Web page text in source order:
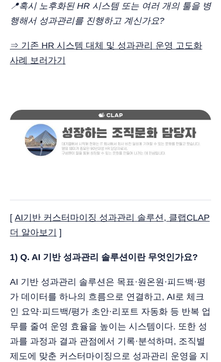
📍혹시 노후화된 HR 시스템 또는 여러 개의 툴을 병
행해서 성과관리를 진행하고 계신가요?
⇒ 기존 HR 시스템 대체 및 성과관리 운영 고도화
사례 보러가기
[ AI기반 커스터마이징 성과관리 솔루션, 클랩CLAP
더 알아보기
]
1) Q. AI 기반 성과관리 솔루션이란 무엇인가요?
AI 기반 성과관리 솔루션은 목표·원온원·피드백·평
가 데이터를 하나의 흐름으로 연결하고, AI로 체크
인 요약·피드백/평가 초안·리포트 자동화 등 반복 업
무를 줄여 운영 효율을 높이는 시스템이다. 또한 성
과를 과정과 결과 관점에서 기록·분석하며, 조직별
제도에 맞춘 커스터마이징으로 성과관리 운영을 지